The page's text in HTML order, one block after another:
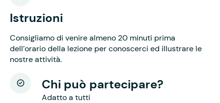
Istruzioni
Consigliamo di venire almeno 20 minuti prima
dell’orario della lezione per conoscerci ed illustrare le
nostre attività.
Chi può partecipare?
Adatto a tutti